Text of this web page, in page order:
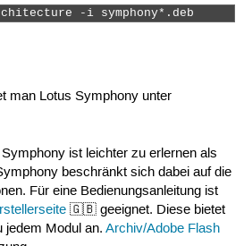
-i symphony*.deb
man Lotus Symphony unter
ist leichter zu erlernen als
beschränkt sich dabei auf die
Für eine Bedienungsanleitung ist
🇬🇧 geeignet. Diese bietet
jedem Modul an. Archiv/Adobe Flash